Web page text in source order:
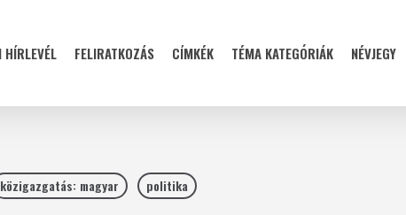
HÍRLEVÉL FELIRATKOZÁS CÍMKÉK TÉMA KATEGÓRIÁK NÉVJEGY
közigazgatás: magyar politika